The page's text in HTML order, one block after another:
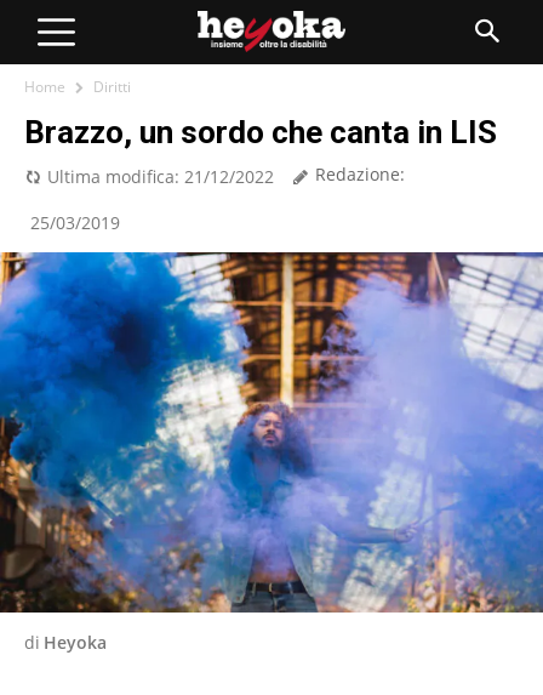
Home Diritti
Brazzo, un sordo che canta in LIS
Ultima modifica: 21/12/2022 Redazione:
25/03/2019
di Heyoka